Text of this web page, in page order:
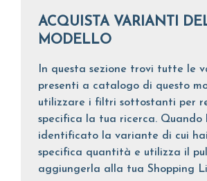
ACQUISTA VARIANTI DEL
MODELLO
In questa sezione trovi tutte le
presenti a catalogo di questo
utilizzare i filtri sottostanti per
specifica la tua ricerca. Quando
identificato la variante di cui
specifica quantità e utilizza il
aggiungerla alla tua Shopping